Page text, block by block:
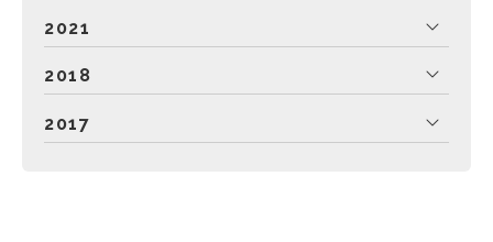
2021
2018
2017